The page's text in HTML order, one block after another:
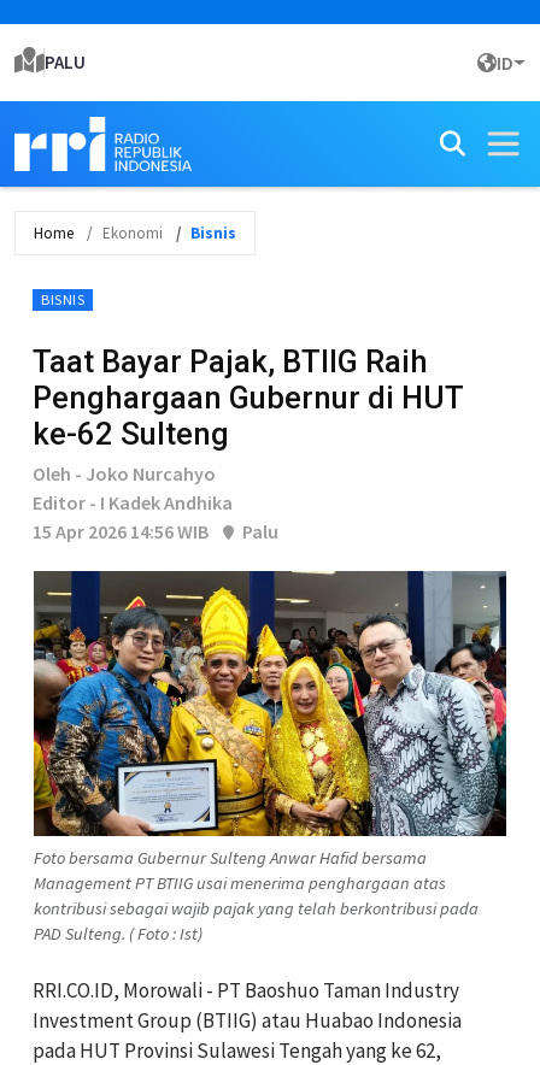
PALU ID
Home Ekonomi Bisnis
BISNIS
Taat Bayar Pajak, BTIIG Raih
Penghargaan Gubernur di HUT
ke-62 Sulteng
Oleh - Joko Nurcahyo
Editor - I Kadek Andhika
15 Apr 2026 14:56 WIB
Palu
Foto bersama Gubernur Sulteng Anwar Hafid bersama
Management PT BTIIG usai menerima penghargaan atas
kontribusi sebagai wajib pajak yang telah berkontribusi pada
PAD Sulteng. ( Foto : Ist)
RRI.CO.ID, Morowali - PT Baoshuo Taman Industry
Investment Group (BTIIG) atau Huabao Indonesia
pada HUT Provinsi Sulawesi Tengah yang ke 62,